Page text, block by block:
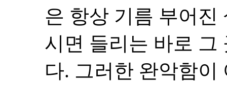
은 항상 기름 부어진
시면 들리는 바로 그
다. 그러한 완악함이